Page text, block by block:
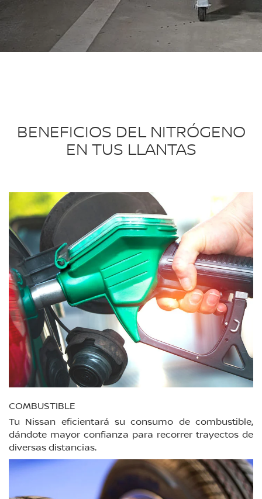
BENEFICIOS DEL NITRÓGENO
EN TUS LLANTAS
COMBUSTIBLE
Tu Nissan eficientará su consumo de combustible,
dándote mayor confianza para recorrer trayectos de
diversas distancias.